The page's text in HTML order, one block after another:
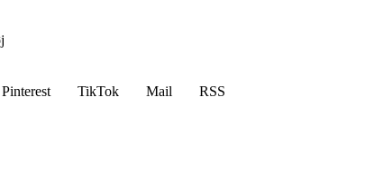
Pinterest TikTok Mail
RSS